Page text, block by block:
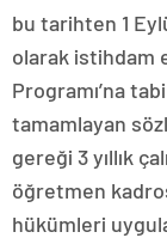
bu tarihten 1
olarak istihdam
Programı’na
tamamlayan
gereği 3 yıllık
öğretmen
hükümleri